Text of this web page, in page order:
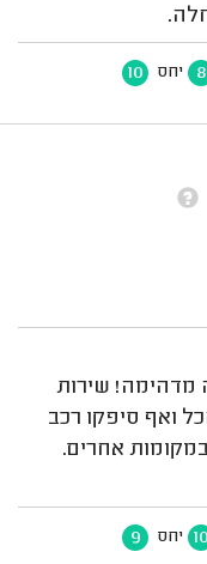
8 יחס 10
מדהימה! שירות
ואף סיפקו רכב
אחרים.
10 יחס 9